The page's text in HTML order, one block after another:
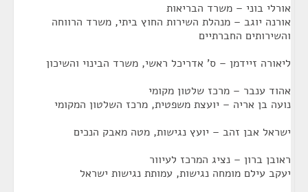
אורלי בוני – משרד הבריאות
אורנה יוגב – מנהלת השירות החוץ ביתי, משרד הרווחה
והשירותים החברתיים
ליאורה זיידמן – ס' אדריכל ראשי, משרד הבינוי והשיכון
אהוד ענבר – מרכז שלטון מקומי
נועה בן אריה – יועצת משפטית, מרכז השלטון המקומי
ישראל אבן זהב – יועץ נגישות, מטה מאבק הנכים
ראובן ברון – נציג המרכז לעיוור
יעקב עילם מומחה נגישות, עמותת נגישות ישראל